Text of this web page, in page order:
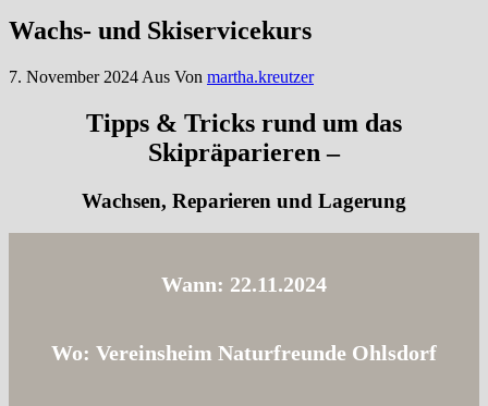
Wachs- und Skiservicekurs
7. November 2024 Aus Von martha.kreutzer
Tipps & Tricks rund um das
Skipräparieren –
Wachsen, Reparieren und Lagerung
Wann: 22.11.2024
Wo: Vereinsheim Naturfreunde Ohlsdorf